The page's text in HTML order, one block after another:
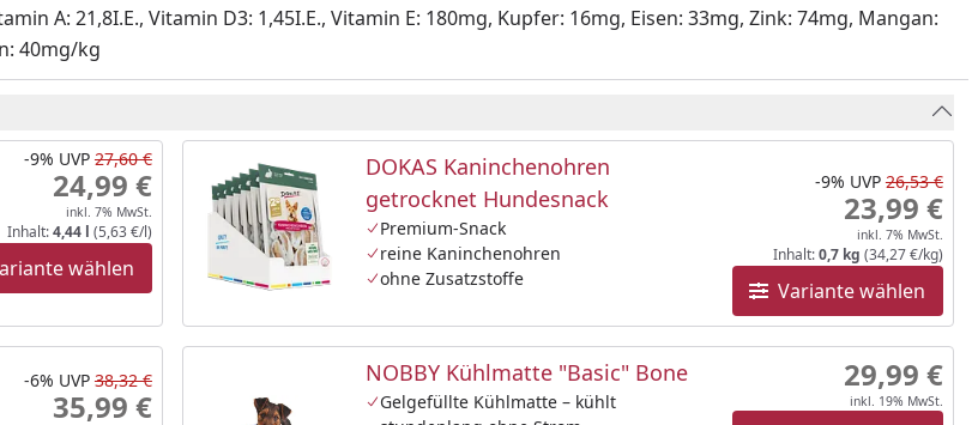
A: 21,8I.E., Vitamin D3: 1,45I.E., Vitamin E: 180mg, Kupfer: 16mg, Eisen: 33mg, Zink: 74mg, Mangan:
40mg/kg
wählen
-9% UVP 27,60 €
24,99 €
inkl. 7% MwSt.
Inhalt:4,44 l (5,63 €/l)
DOKAS Kaninchenohren
getrocknet Hundesnack
Premium-Snack
reine Kaninchenohren
ohne Zusatzstoffe
Variante wählen
-9% UVP 26,53 €
23,99 €
inkl. 7% MwSt.
Inhalt:0,7 kg (34,27 €/kg)
-6% UVP 38,32 €
35,99 €
NOBBY Kühlmatte "Basic" Bone
Gelgefüllte Kühlmatte – kühlt
29,99 €
inkl. 19% MwSt.